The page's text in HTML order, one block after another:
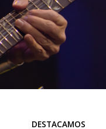
DESTACAMOS